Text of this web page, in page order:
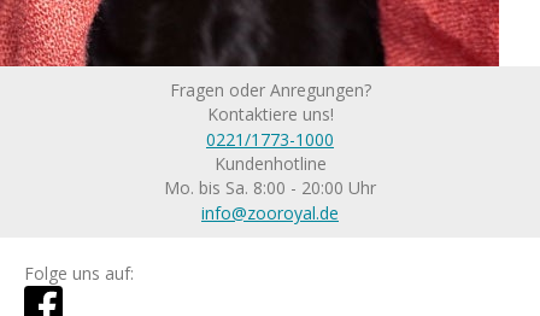
Fragen oder Anregungen?
Kontaktiere uns!
0221/1773-1000
Kundenhotline
Mo. bis Sa. 8:00 - 20:00 Uhr
info@zooroyal.de
Folge uns auf: